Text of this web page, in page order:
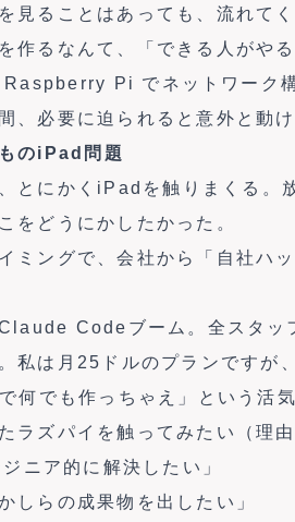
見ることはあっても、流れて
作るなんて、「できる人がや
Raspberry Pi でネットワーク
必要に迫られると意外と動け
のiPad問題
とにかくiPadを触りまくる。
をどうにかしたかった。
ミングで、会社から「自社ハ
Codeブーム。全スタッ
私は月25ドルのプランですが
何でも作っちゃえ」という活
ラズパイを触ってみたい（理
ニア的に解決したい」
しらの成果物を出したい」